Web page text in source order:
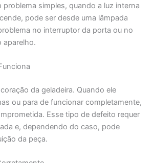
problema simples, quando a luz interna
pode ser desde uma lâmpada
no interruptor da porta ou no
aparelho.
da geladeira. Quando ele
ou para de funcionar completamente,
Esse tipo de defeito requer
e, dependendo do caso, pode
da peça.